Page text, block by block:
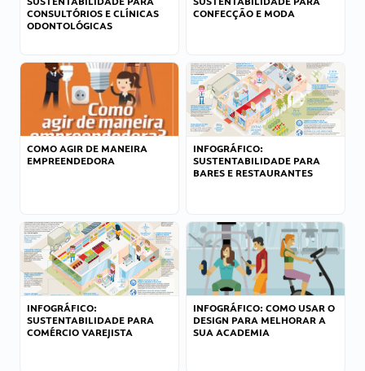
CONSULTÓRIOS E CLÍNICAS
ODONTOLÓGICAS
CONFECÇÃO E MODA
COMO AGIR DE MANEIRA
EMPREENDEDORA
INFOGRÁFICO:
SUSTENTABILIDADE PARA
BARES E RESTAURANTES
INFOGRÁFICO:
SUSTENTABILIDADE PARA
COMÉRCIO VAREJISTA
INFOGRÁFICO: COMO USAR O
DESIGN PARA MELHORAR A
SUA ACADEMIA